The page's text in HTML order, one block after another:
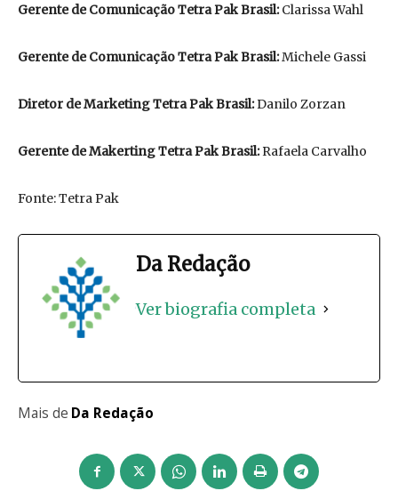
Gerente de Comunicação Tetra Pak Brasil:Clarissa Wahl
Gerente de Comunicação Tetra Pak Brasil:Michele Gassi
Diretor de Marketing Tetra Pak Brasil:Danilo Zorzan
Gerente de Makerting Tetra Pak Brasil:Rafaela Carvalho
Fonte: Tetra Pak
Da Redação
Ver biografia completa
Mais de Da Redação